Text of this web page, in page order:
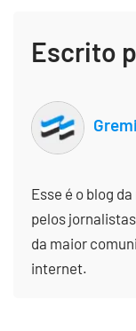
Escrito
Esse é o blog
pelos
da maior
internet.